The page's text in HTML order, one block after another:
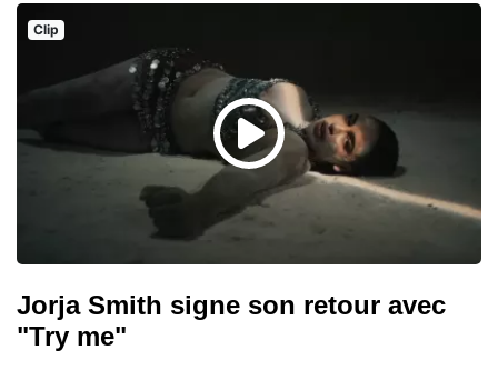
Clip
Jorja Smith signe son retour avec
"Try me"